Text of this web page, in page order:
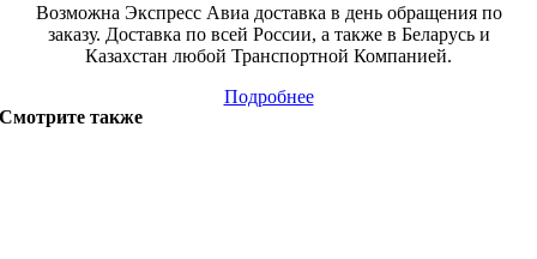
Возможна Экспресс Авиа доставка в день обращения по
заказу. Доставка по всей России, а также в Беларусь и
Казахстан любой Транспортной Компанией.
Подробнее
Смотрите также